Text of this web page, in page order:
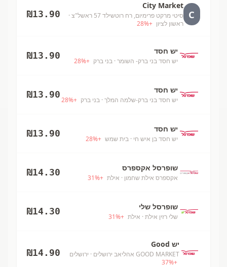
C
City Market
סיטי מרקט פרימיום, רח רוטשילד 57 ראשל"צ
·
ראשון לציון +
28%
₪13.90
יש חסד
יש חסד בני ברק- השומר · בני ברק +
28%
₪13.90
יש חסד
יש חסד בני ברק-שלמה המלך · בני ברק +
28%
₪13.90
יש חסד
יש חסד בן איש חי · בית שמש +
28%
₪13.90
שופרסל אקספרס
אקספרס אילת שחמון · אילת +
31%
₪14.30
שופרסל שלי
שלי רזין אילת · אילת +
31%
₪14.30
יש Good
GOOD MARKET אהליאב ירושלים
· ירושלים
+
37%
₪14.90